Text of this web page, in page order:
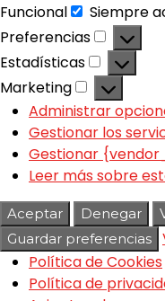
Funcional
Siempre
Preferencias
Estadísticas
Marketing
Administrar
Gestionar los
Gestionar
Leer más sobre
Aceptar Denegar
Guardar preferencias
Política de Cookies
Política de